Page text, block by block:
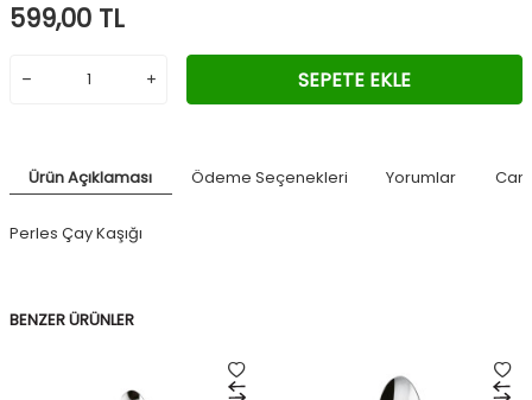
599,00 TL
SEPETE EKLE
Ürün Açıklaması Ödeme Seçenekleri Yorumlar
Perles Çay Kaşığı
BENZER ÜRÜNLER